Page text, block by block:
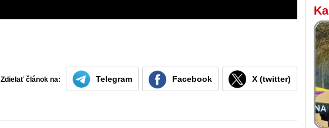
Zdielať článok na: Telegram Facebook X (twitter)